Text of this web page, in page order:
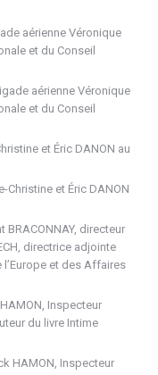
aérienne Véronique
et du Conseil
aérienne Véronique
et du Conseil
et Éric DANON au
Christine et Éric DANON
BRACONNAY, directeur
directrice adjointe
et des Affaires
Inspecteur
du livre Intime
HAMON, Inspecteur